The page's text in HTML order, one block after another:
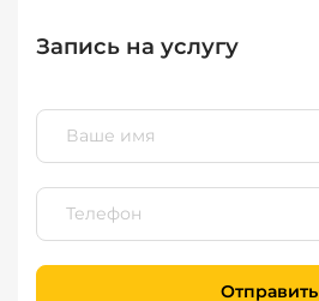
Запись на услугу
Отправить